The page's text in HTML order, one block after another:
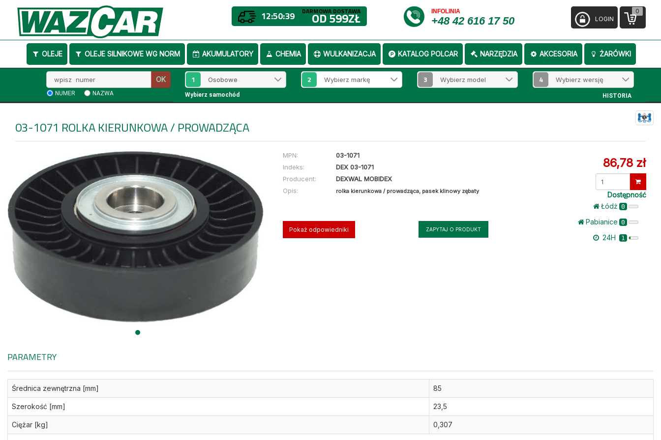
12:50:39 DARMOWA DOSTAWA
OD 599ZŁ INFOLINIA
+48 42 616 17 50
OLEJE OLEJE SILNIKOWE WG NORM AKUMULATORY CHEMIA WULKANIZACJA KATALOG POLCAR NARZĘDZIA AKCESORIA ŻARÓWKI
0
LOGIN
numer
OK
NUMER NAZWA
1 2 3 4
Wybierz samochód HISTORIA
03-1071 ROLKA KIERUNKOWA / PROWADZĄCA
MPN:
03-1071
Indeks:
DEX 03-1071
Producent:
DEXWAL MOBIDEX
Opis:
rolka kierunkowa / prowadząca, pasek klinowy zębaty
Pokaż odpowiedniki ZAPYTAJ O PRODUKT
86,78 zł
Dostępność
Łódż 0
Pabianice 0
24H 1
PARAMETRY
Średnica zewnętrzna [mm] 85
Szerokość [mm] 23,5
Ciężar [kg] 0,307